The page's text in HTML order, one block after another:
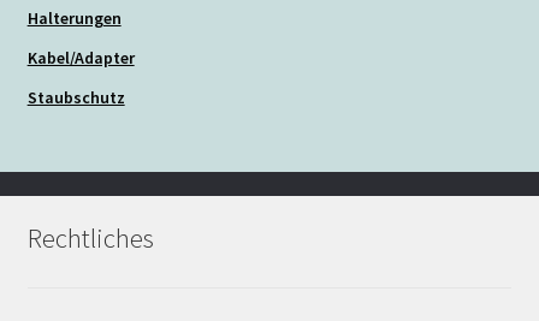
Halterungen
Kabel/Adapter
Staubschutz
Rechtliches